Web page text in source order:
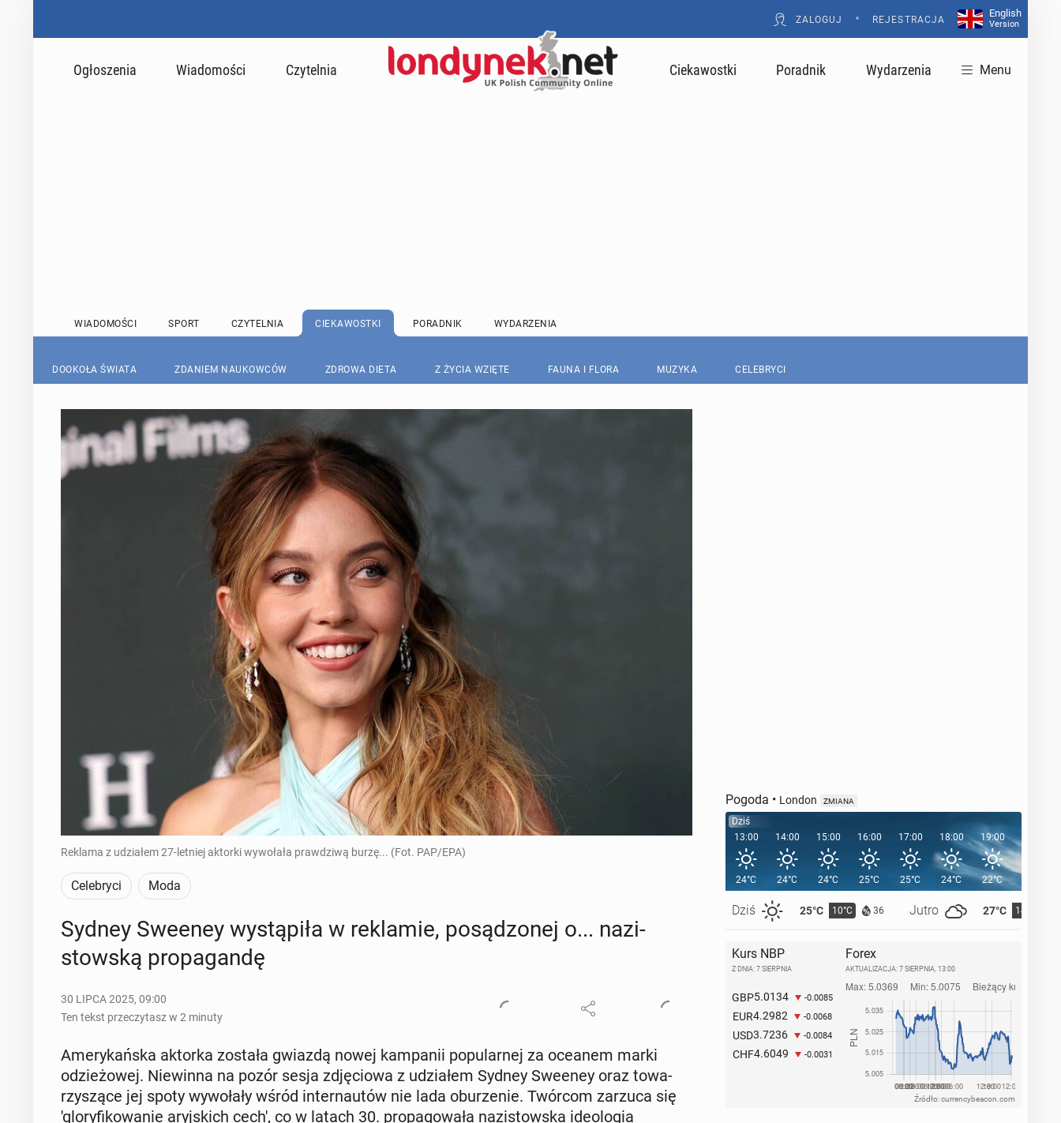
ZALOGUJ • REJESTRACJA
English
Version
Ogłoszenia Wiadomości Czytelnia Ciekawostki Poradnik Wydarzenia Menu
WIADOMOŚCI SPORT CZYTELNIA CIEKAWOSTKI PORADNIK WYDARZENIA
DOOKOŁA ŚWIATA ZDANIEM NAUKOWCÓW ZDROWA DIETA Z ŻYCIA WZIĘTE FAUNA I FLORA MUZYKA CELEBRYCI
Reklama z udziałem 27-letniej aktorki wywołała prawdziwą burzę... (Fot. PAP/EPA)
Celebryci Moda
Sydney Sweeney wy­stą­pi­ła w re­kla­mie, po­są­dzo­nej o... na­zi­
stow­ską pro­pa­gan­dę
30 LIPCA 2025, 09:00
Ten tekst przeczytasz w 2 minuty
Ame­ry­kań­ska aktorka została gwiazdą nowej kam­pa­nii po­pu­lar­nej za oceanem marki
odzie­żo­wej. Nie­win­na na pozór sesja zdję­cio­wa z udzia­łem Sydney Sweeney oraz to­wa­
rzy­szą­ce jej spoty wy­wo­ła­ły wśród in­ter­nau­tów nie lada obu­rze­nie. Twórcom zarzuca się
'glo­ry­fi­ko­wa­nie aryj­skich cech', co w latach 30. pro­pa­go­wa­ła na­zi­stow­ska ide­olo­gia
Pogoda • London ZMIANA
Dziś
13:00
24°C
Dziś 25°C 10°C 36 Jutro 27°C 14°C
14:00
24°C
15:00
24°C
16:00
25°C
17:00
25°C
18:00
24°C
19:00
22°C
20:00
Kurs NBP
Z DNIA: 7 SIERPNIA
GBP5.0134 -0.0085
EUR4.2982 -0.0068
USD3.7236 -0.0084
CHF4.6049 -0.0031
Forex
AKTUALIZACJA: 7 SIERPNIA, 13:00
Źródło: currencybeacon.com